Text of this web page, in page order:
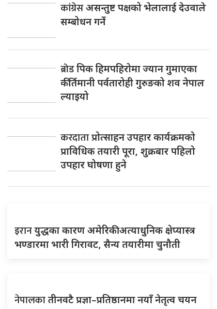
कांग्रेसअसन्तुष्ट पक्षको भेलालाई देउवाले
सम्बोधन गर्ने
ब्रोडपिक हिमपहिरोमा ज्यान गुमाएका
कीर्तिमानी पर्वतारोही गुरुङको शव नेपाल
ल्याइयो
करदाताप्रोत्साहन उपहार कार्यक्रमको
प्राविधिक तयारी पूरा, शुक्रबार पहिलो
उपहार घोषणा हुने
इरानयुद्धका कारण अमेरिकी अत्याधुनिक क्षेप्यास्त्र
भण्डारमा भारी गिरावट, सैन्य तयारीमा चुनौती
नेपालकातीनवटै प्रज्ञा–प्रतिष्ठानमा नयाँ नेतृत्व चयन